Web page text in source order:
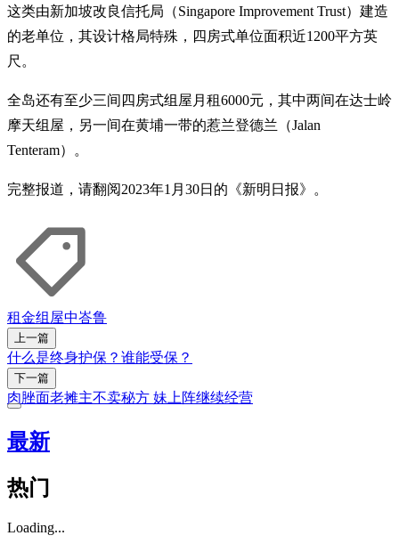
这类由新加坡改良信托局（Singapore Improvement Trust）建造
的老单位，其设计格局特殊，四房式单位面积近1200平方英
尺。
全岛还有至少三间四房式组屋月租6000元，其中两间在达士岭
摩天组屋，另一间在黄埔一带的惹兰登德兰（Jalan
Tenteram）。
完整报道，请翻阅2023年1月30日的《新明日报》。
租金组屋中峇鲁
上一篇
什么是终身护保？谁能受保？
下一篇
肉脞面老摊主不卖秘方 妹上阵继续经营
最新
热门
Loading...